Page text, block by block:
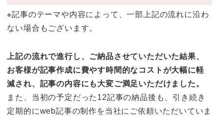
※記事のテーマや内容によって、一部上記の流れに沿わ
ない場合もございます。
上記の流れで進行し、ご納品させていただいた結果、
お客様が記事作成に費やす時間的なコストが大幅に軽
減され、記事の内容にも大変ご満足いただけました。
また、当初の予定だった12記事の納品後も、引き続き
定期的にweb記事の制作を当社にご依頼いただいていま